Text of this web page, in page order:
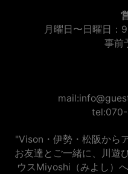
月曜日〜日曜日：
事前
"Vison・伊勢・松阪から
お友達とご一緒に、川遊
ウスMiyoshi（みよし）